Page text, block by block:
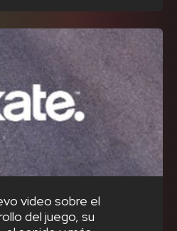
video sobre el
del juego, su